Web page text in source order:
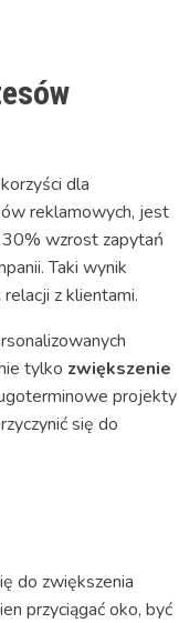
dla
reklamowych, jest
wzrost zapytań
Taki wynik
z klientami.
tylko zwiększenie
projekty
się do
do zwiększenia
przyciągać oko, być